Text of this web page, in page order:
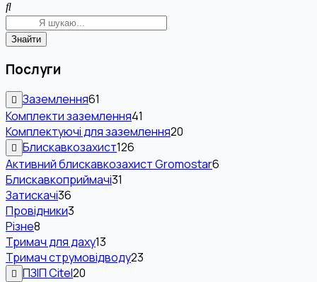
Знайти
Послуги
Заземлення61
Комплекти заземлення41
Комплектуючі для заземлення20
Блискавкозахист126
Активний блискавкозахист Gromostar6
Блискавкоприймачі31
Затискачі36
Провідники3
Різне8
Тримач для даху13
Тримач струмовідводу23
ПЗІП Citel20